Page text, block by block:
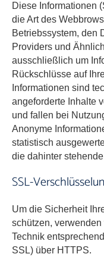
Diese Informationen
die Art des
Betriebssystem, den
Providers und
ausschließlich um
Rückschlüsse auf
Informationen sind
angeforderte Inhalte
und fallen bei
Anonyme
statistisch
die dahinter
SSL-
Um die Sicherheit
schützen,
Technik
SSL) über HTTPS.